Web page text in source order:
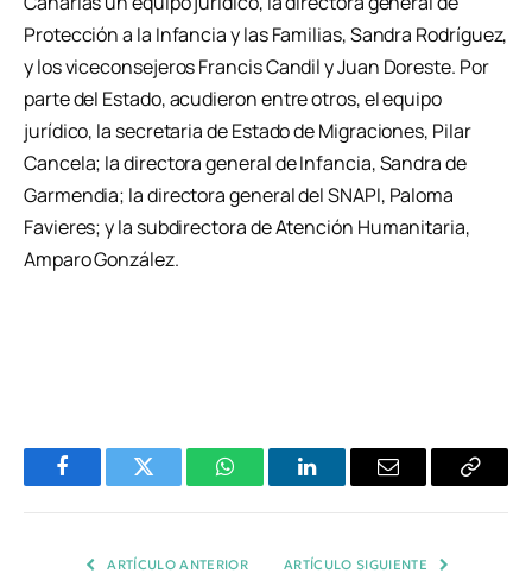
Protección a la Infancia y las Familias, Sandra Rodríguez,
y los viceconsejeros Francis Candil y Juan Doreste. Por
parte del Estado, acudieron entre otros, el equipo
jurídico, la secretaria de Estado de Migraciones, Pilar
Cancela; la directora general de Infancia, Sandra de
Garmendia; la directora general del SNAPI, Paloma
Favieres; y la subdirectora de Atención Humanitaria,
Amparo González.
FacebookTwitter WhatsAppLinkedInEmail
Copiar
ARTÍCULO ANTERIOR ARTÍCULO SIGUIENTE